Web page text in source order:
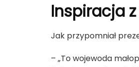
Inspiracja
Jak przypomniał
– „To wojewoda